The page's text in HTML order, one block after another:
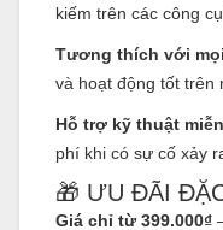
kiếm trên các công
Tương thích với
và hoạt động tốt trên
Hỗ trợ kỹ thuật
phí khi có sự cố xảy
🎁 ƯU ĐÃI
Giá chỉ từ 399.000₫